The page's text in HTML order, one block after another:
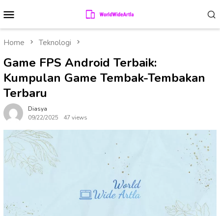
to
contentMenu
Home Teknologi
Game FPS Android Terbaik:
Kumpulan Game Tembak-Tembakan
Terbaru
Diasya
09/22/2025
47 views